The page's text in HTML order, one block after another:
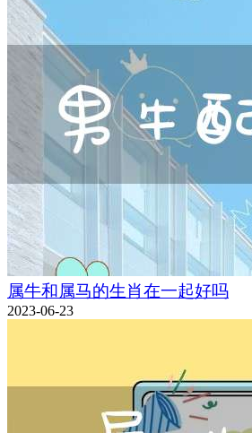
属牛和属马的生肖在一起好吗
2023-06-23